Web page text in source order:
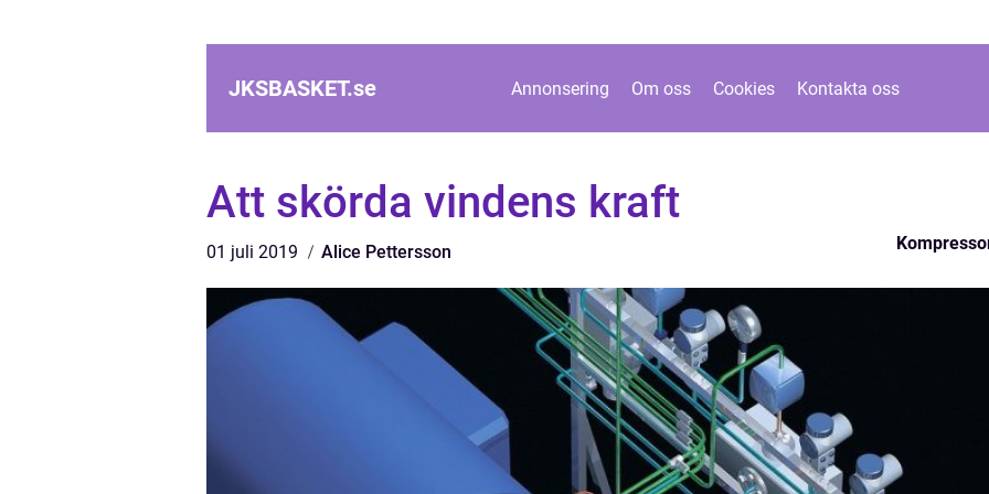
JKSBASKET.se Annonsering Om oss Cookies Kontakta oss
Att skörda vindens kraft
01 juli 2019 Alice Pettersson